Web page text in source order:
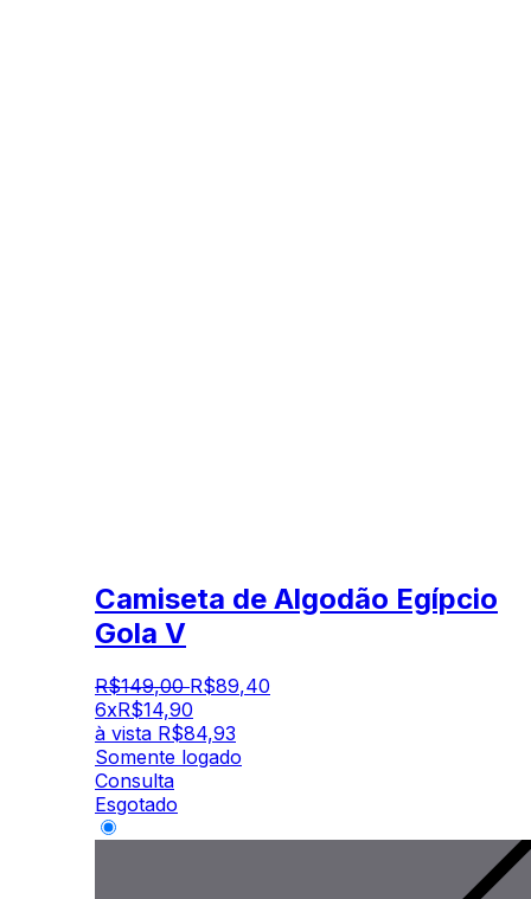
Camiseta de Algodão Egípcio
Gola V
R$149,00 R$89,40
6xR$14,90
à vista R$84,93
Somente logado
Consulta
Esgotado